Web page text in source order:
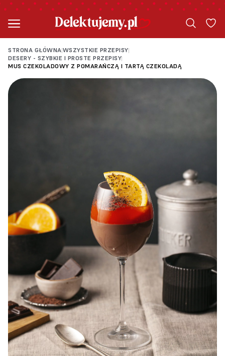
STRONA GŁÓWNA|WSZYSTKIE PRZEPISY|
DESERY - SZYBKIE I PROSTE PRZEPISY|
MUS CZEKOLADOWY Z POMARAŃCZĄ I TARTĄ CZEKOLADĄ